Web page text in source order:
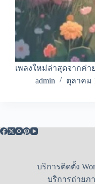
เพลงใหม่ล่าสุดจากค่า
admin
ตุลาคม
บริการติดตั้ง
บริการถ่ายภ